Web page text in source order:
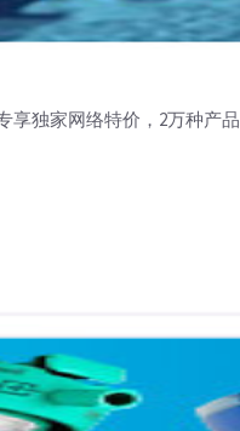
享独家网络特价，2万种产